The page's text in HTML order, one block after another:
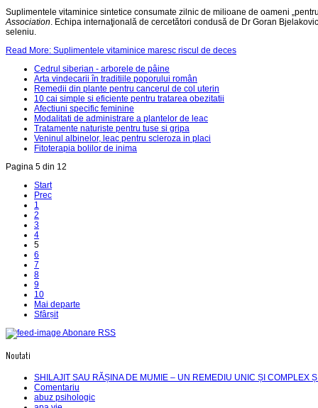
Suplimentele vitaminice sintetice consumate zilnic de milioane de oameni
Association. Echipa internaţională de cercetători condusă de Dr Goran
seleniu.
Read More: Suplimentele vitaminice maresc riscul de deces
Cedrul siberian - arborele de pâine
Arta vindecarii în traditiile poporului român
Remedii din plante pentru cancerul de col uterin
10 cai simple si eficiente pentru tratarea obezitatii
Afectiuni specific feminine
Modalitati de administrare a plantelor de leac
Tratamente naturiste pentru tuse si gripa
Veninul albinelor, leac pentru scleroza in placi
Fitoterapia bolilor de inima
Pagina 5 din 12
Start
Prec
1
2
3
4
5
6
7
8
9
10
Mai departe
Sfârșit
Abonare RSS
Noutati
SHILAJIT SAU RĂȘINA DE MUMIE – UN REMEDIU UNIC ȘI COMPLEX
Comentariu
abuz psihologic